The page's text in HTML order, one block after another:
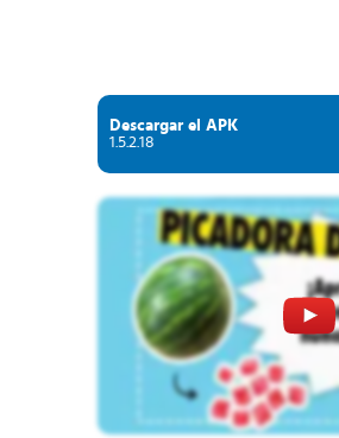
Descargar el APK
1.5.2.18